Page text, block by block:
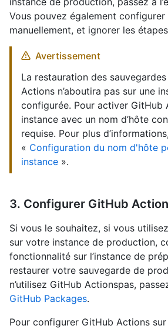
Vous pouvez également configurer
manuellement, et ignorer les
Avertissement
La restauration des
Actions n’aboutira pas sur une
configurée. Pour activer GitHub
instance avec un nom d’hôte
requise. Pour plus
« Configuration du nom d'hôte
instance ».
3. Configurer GitHub
Si vous le souhaitez, si vous
sur votre instance de production,
fonctionnalité sur l’instance de
restaurer votre sauvegarde de
n’utilisez GitHub Actionspas,
GitHub Packages.
Pour configurer GitHub Actions